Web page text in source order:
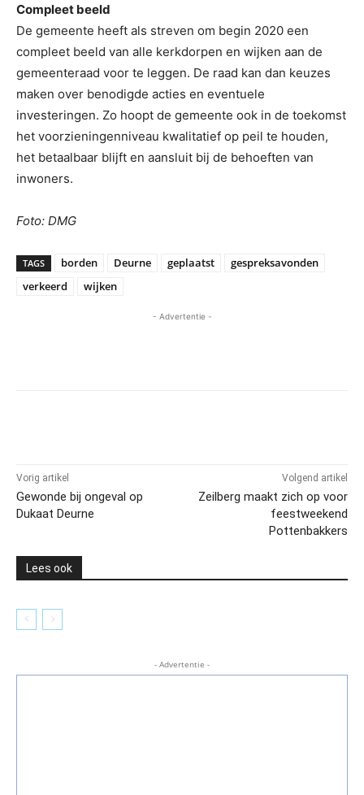
Compleet beeld
De gemeente heeft als streven om begin 2020 een
compleet beeld van alle kerkdorpen en wijken aan de
gemeenteraad voor te leggen. De raad kan dan keuzes
maken over benodigde acties en eventuele
investeringen. Zo hoopt de gemeente ook in de toekomst
het voorzieningenniveau kwalitatief op peil te houden,
het betaalbaar blijft en aansluit bij de behoeften van
inwoners.
Foto: DMG
TAGS borden Deurne geplaatst
gespreksavonden
verkeerd
wijken
- Advertentie -
Vorig artikel
Gewonde bij ongeval op
Dukaat Deurne
Volgend artikel
Zeilberg maakt zich op voor
feestweekend
Pottenbakkers
Lees ook
- Advertentie -